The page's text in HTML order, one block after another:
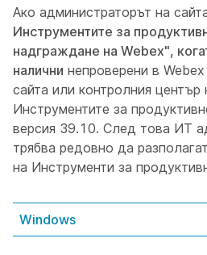
Ако администраторът на
Инструментите за
надграждане на Webex",
налични непроверени в
сайта или контролния център
Инструментите за
версия 39.10. След това ИТ
трябва редовно да
на Инструменти за
Windows